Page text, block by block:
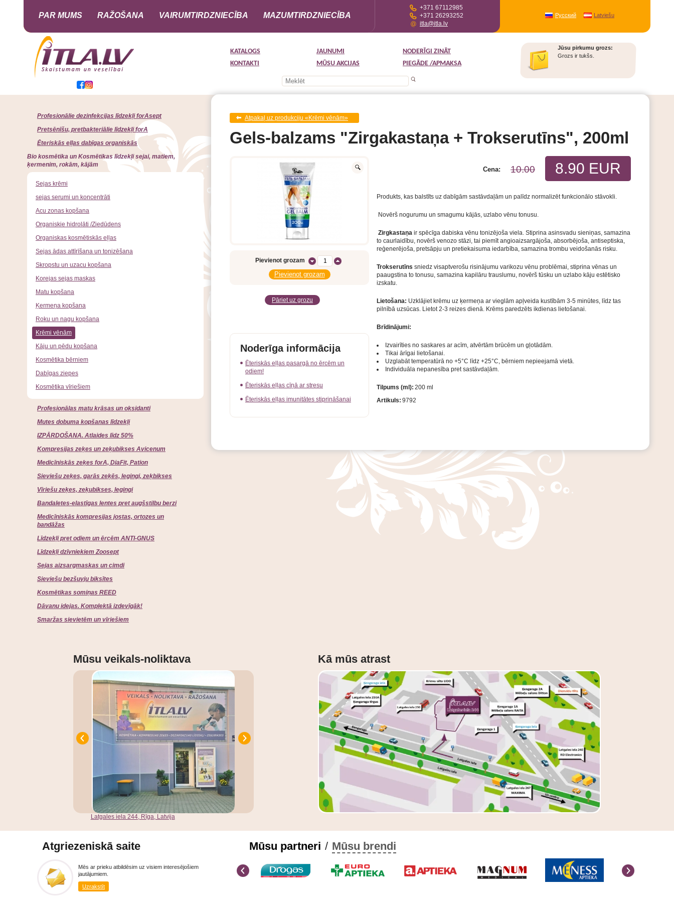
KATALOGS JAUNUMI
NODERĪGI ZINĀT
KONTAKTI
MŪSU AKCIJAS PIEGĀDE /APMAKSA
Jūsu pirkumu grozs:
Grozs ir tukšs.
PAR MUMS RAŽOŠANA VAIRUMTIRDZNIECĪBA MAZUMTIRDZNIECĪBA
+371 67112985
+371 26293252
itla@itla.lv
Русский Latviešu
Atpakaļ uz produkciju «Krēmi vēnām»
Gels-balzams "Zirgakastaņa + Trokserutīns", 200ml
Pievienot grozam
Pāriet uz grozu
Noderīga informācija
Ēteriskās eļļas pasargā no ērcēm un
odiem!
Ēteriskās eļļas cīņā ar stresu
Ēteriskās eļļas imunitātes stiprināšanai
8.90 EUR
10.00
Cena:
Produkts, kas balstīts uz dabīgām sastāvdaļām un palīdz normalizēt funkcionālo stāvokli.
Novērš nogurumu un smagumu kājās, uzlabo vēnu tonusu.
Zirgkastaņa ir spēcīga dabiska vēnu tonizējoša viela. Stiprina asinsvadu sieniņas, samazina
to caurlaidību, novērš venozo stāzi, tai piemīt angioaizsargājoša, absorbējoša, antiseptiska,
reģenerējoša, pretsāpju un pretiekaisuma iedarbība, samazina trombu veidošanās risku.
Trokserutīns sniedz visaptverošu risinājumu varikozu vēnu problēmai, stiprina vēnas un
paaugstina to tonusu, samazina kapilāru trauslumu, novērš tūsku un uzlabo kāju estētisko
izskatu.
Lietošana: Uzklājiet krēmu uz ķermeņa ar vieglām apļveida kustībām 3-5 minūtes, līdz tas
pilnībā uzsūcas. Lietot 2-3 reizes dienā. Krēms paredzēts ikdienas lietošanai.
Brīdinājumi:
Izvairīties no saskares ar acīm, atvērtām brūcēm un gļotādām.
Tikai ārīgai lietošanai.
Uzglabāt temperatūrā no +5°C līdz +25°C, bērniem nepieejamā vietā.
Individuāla nepanesība pret sastāvdaļām.
Tilpums (ml): 200 ml
Artikuls: 9792
Profesionālie dezinfekcijas līdzekļi forAsept
Pretsēnīšu, pretbakteriālie līdzekļi forA
Ēteriskās eļļas dabīgas organiskās
Bio kosmētika un Kosmētikas līdzekļi sejai, matiem,
ķermenim, rokām, kājām
Sejas krēmi
sejas serumi un koncentrāti
Acu zonas kopšana
Organiskie hidrolāti /Ziedūdens
Organiskas kosmētiskās eļļas
Sejas ādas attīrīšana un tonizēšana
Skropstu un uzacu kopšana
Korejas sejas maskas
Matu kopšana
Ķermeņa kopšana
Roku un nagu kopšana
Krēmi vēnām
Kāju un pēdu kopšana
Kosmētika bērniem
Dabīgas ziepes
Kosmētika vīriešiem
Profesionālas matu krāsas un oksidanti
Mutes dobuma kopšanas līdzekļi
IZPĀRDOŠANA. Atlaides līdz 50%
Kompresijas zeķes un zeķubikses Avicenum
Medicīniskās zeķes forA, DiaFit, Pation
Sieviešu zeķes, garās zeķēs, legingi, zeķbikses
Vīriešu zeķes, zeķubikses, legingi
Bandaletes-elastīgas lentes pret augšstilbu berzi
Medicīniskās kompresijas jostas, ortozes un
bandāžas
Līdzekļi pret odiem un ērcēm ANTI-GNUS
Līdzekļi dzīvniekiem Zoosept
Sejas aizsargmaskas un cimdi
Sieviešu bezšuvju biksītes
Kosmētikas somiņas REED
Dāvanu idejas. Komplektā izdevīgāk!
Smaržas sievietēm un vīriešiem
Mūsu veikals-noliktava
Latgales iela 244, Rīga, Latvija
Kā mūs atrast
Mūsu partneri / Mūsu brendi
Atgriezeniskā saite
Mēs ar prieku atbildēsim uz visiem interesējošiem
jautājumiem.
Uzrakstīt